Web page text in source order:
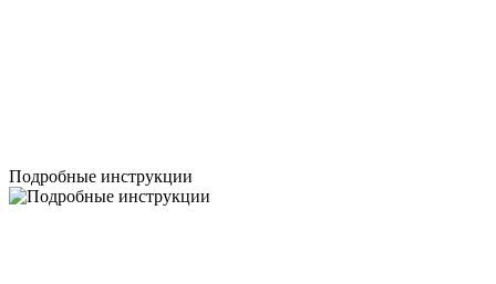
Подробные инструкции